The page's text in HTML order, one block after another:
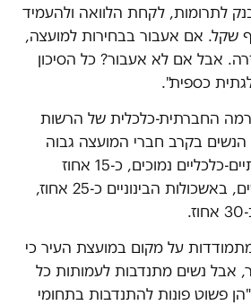
לתרומות, לקחת הלוואה ולהעמיד
בגובה 110 אלף שקל. אם אעבור בבחירות למועצה,
אבל אם לא אעבור? כל הסיכון
כספית".
החברתית-כלכלית של הרשות
הנשים בקרב חברי המועצה גבוה
יותר. באשכולות חברתיים-כלכליים נמוכים, כ-15 אחוז
מחברי המועצה הן נשים, באשכולות הבינוניים כ-25 אחוז,
על מקום במועצת העיר כי
אבל נשים מתנדבות לעמותות כל
פשוט פונות להתנדבות בתחומי